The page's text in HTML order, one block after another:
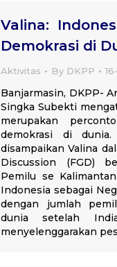
Valina:
Demokrasi di
Aktivitas By DKPP
Banjarmasin, DKPP-
Singka Subekti
merupakan
demokrasi di
disampaikan Valina
Discussion (FGD)
Pemilu se
Indonesia sebagai
dengan jumlah
dunia setelah
menyelenggarakan